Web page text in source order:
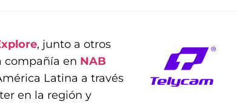
, junto a otros
compañía en NAB
Latina a través
en la región y